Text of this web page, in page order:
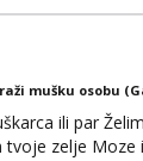
mušku osobu
ili par
zelje Moze